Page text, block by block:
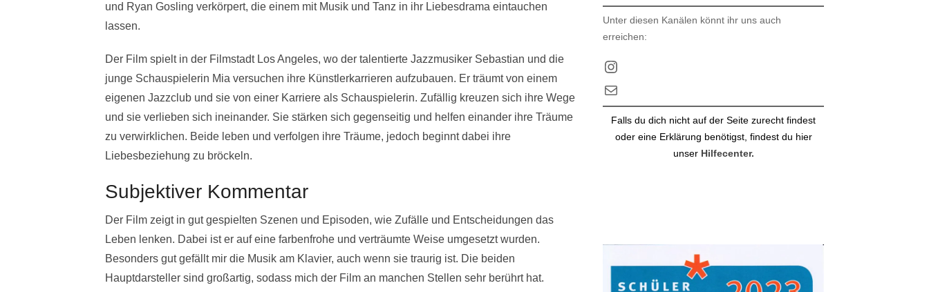
und Ryan Gosling verkörpert, die einem mit Musik und Tanz in ihr Liebesdrama eintauchen
lassen.
Der Film spielt in der Filmstadt Los Angeles, wo der talentierte Jazzmusiker Sebastian und die
junge Schauspielerin Mia versuchen ihre Künstlerkarrieren aufzubauen. Er träumt von einem
eigenen Jazzclub und sie von einer Karriere als Schauspielerin. Zufällig kreuzen sich ihre Wege
und sie verlieben sich ineinander. Sie stärken sich gegenseitig und helfen einander ihre Träume
zu verwirklichen. Beide leben und verfolgen ihre Träume, jedoch beginnt dabei ihre
Liebesbeziehung zu bröckeln.
Subjektiver Kommentar
Der Film zeigt in gut gespielten Szenen und Episoden, wie Zufälle und Entscheidungen das
Leben lenken. Dabei ist er auf eine farbenfrohe und verträumte Weise umgesetzt wurden.
Besonders gut gefällt mir die Musik am Klavier, auch wenn sie traurig ist. Die beiden
Hauptdarsteller sind großartig, sodass mich der Film an manchen Stellen sehr berührt hat.
Unter diesen Kanälen könnt ihr uns auch
erreichen:
Instagram
E-Mail
Falls du dich nicht auf der Seite zurecht findest
oder eine Erklärung benötigst, findest du hier
unser Hilfecenter.